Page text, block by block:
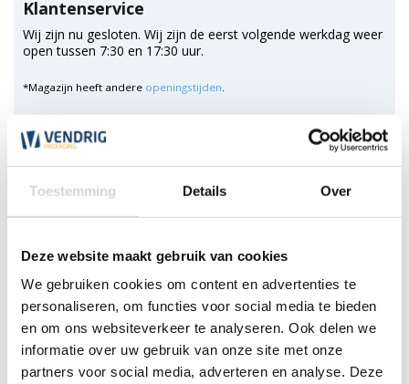
Toestemming Details Over
Deze website maakt gebruik van cookies
We gebruiken cookies om content en advertenties te
personaliseren, om functies voor social media te bieden
en om ons websiteverkeer te analyseren. Ook delen we
informatie over uw gebruik van onze site met onze
partners voor social media, adverteren en analyse. Deze
Klantenservice
Wij zijn nu gesloten. Wij zijn de eerst volgende werkdag weer
open tussen 7:30 en 17:30 uur.
*Magazijn heeft andere openingstijden.
0348 4791 95
Chat
Mailen
Offerte aanvragen
Vraag een speciale prijs op bij ons, wij
kijken naar de mogelijkheden.